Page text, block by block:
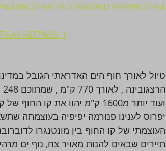
1
טיול לאורך חוף הים האדראתי הגובל
יפרוס לענינו פנורמה יפיפיה בעוצמתה
העוצמתי של קו החוף בין מונטנגרו
תיירים שבאים להנות מאויר צח, נוף ים